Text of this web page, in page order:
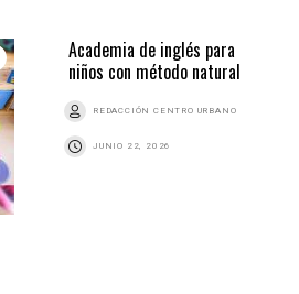
Academia de inglés para
niños con método natural
REDACCIÓN CENTRO URBANO
JUNIO 22, 2026